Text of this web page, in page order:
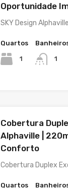
Oportunidade
SKY Design
Quartos
1 1
Cobertura
Alphaville |
Conforto
Cobertura Duplex
Quartos